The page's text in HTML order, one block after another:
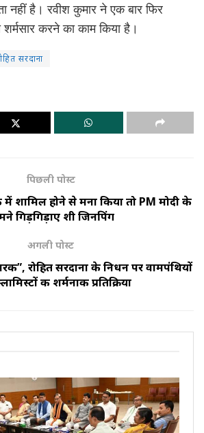
नहीं है। रवीश कुमार ने एक बार फिर
करने का काम किया है।
सरदाना
पिछली पोस्ट
शामिल होने से मना किया तो PM मोदी के
गिड़गिड़ाए शी जिनपिंग
अगली पोस्ट
रोहित सरदाना के निधन पर वामपंथियों
की शर्मनाक प्रतिक्रिया